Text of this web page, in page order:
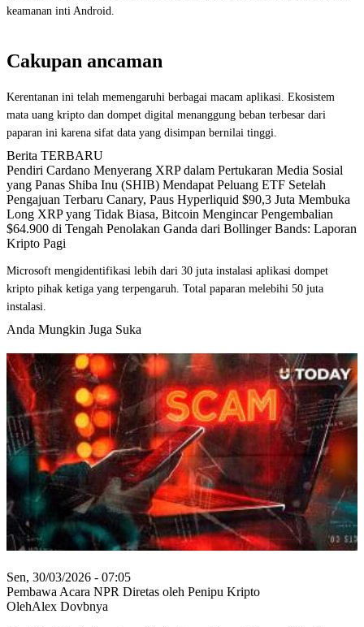
keamanan inti Android.
Cakupan ancaman
Kerentanan ini telah memengaruhi berbagai macam aplikasi. Ekosistem
mata uang kripto dan dompet digital menanggung beban terbesar dari
paparan ini karena sifat data yang disimpan bernilai tinggi.
Berita TERBARU
Pendiri Cardano Menyerang XRP dalam Pertukaran Media Sosial
yang Panas Shiba Inu (SHIB) Mendapat Peluang ETF Setelah
Pengajuan Terbaru Canary, Paus Hyperliquid $90,3 Juta Membuka
Long XRP yang Tidak Biasa, Bitcoin Mengincar Pengembalian
$64.900 di Tengah Penolakan Ganda dari Bollinger Bands: Laporan
Kripto Pagi
Microsoft mengidentifikasi lebih dari 30 juta instalasi aplikasi dompet
kripto pihak ketiga yang terpengaruh. Total paparan melebihi 50 juta
instalasi.
Anda Mungkin Juga Suka
Sen, 30/03/2026 - 07:05
Pembawa Acara NPR Diretas oleh Penipu Kripto
OlehAlex Dovbnya